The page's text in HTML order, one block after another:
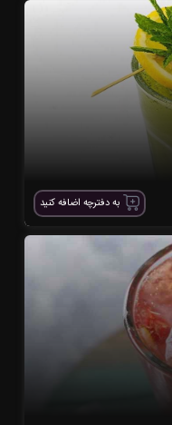
به دفترچه اضافه کنید